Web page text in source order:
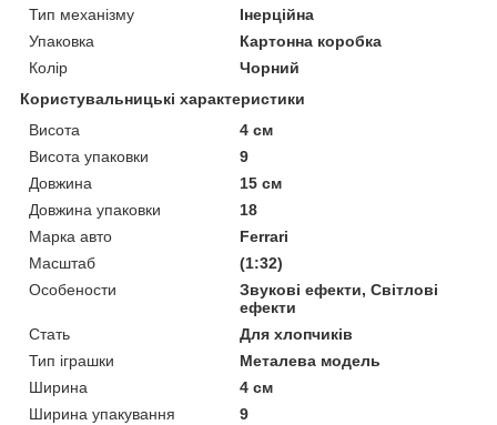
Тип механізму
Інерційна
Упаковка
Картонна коробка
Колір
Чорний
Користувальницькі характеристики
Висота
4 см
Висота упаковки
9
Довжина
15 см
Довжина упаковки
18
Марка авто
Ferrari
Масштаб
(1:32)
Особености
Звукові ефекти, Світлові
ефекти
Стать
Для хлопчиків
Тип іграшки
Металева модель
Ширина
4 см
Ширина упакування
9